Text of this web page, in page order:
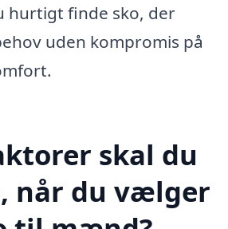
hurtigt finde sko, der
uden kompromis på
skal du
når du vælger